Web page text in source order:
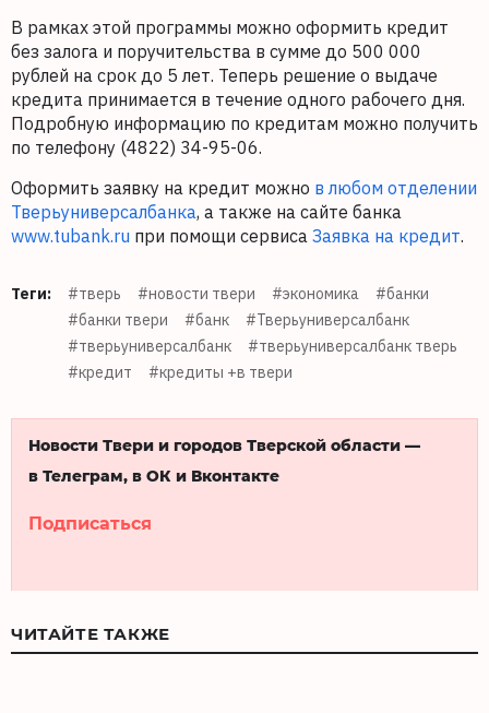
В рамках этой программы можно оформить кредит
без залога и поручительства в сумме до 500 000
рублей на срок до 5 лет. Теперь решение о выдаче
кредита принимается в течение одного рабочего дня.
Подробную информацию по кредитам можно получить
по телефону (4822) 34-95-06.
Оформить заявку на кредит можно в любом отделении
Тверьуниверсалбанка, а также на сайте банка
www.tubank.ru при помощи сервиса Заявка на кредит.
Теги: #тверь #новости твери #экономика
#банки
#банки твери
#банк
#Тверьуниверсалбанк
#тверьуниверсалбанк
#тверьуниверсалбанк тверь
#кредит
#кредиты +в твери
Новости Твери и городов Тверской области —
в Телеграм, в ОК и Вконтакте
Подписаться
ЧИТАЙТЕ ТАКЖЕ